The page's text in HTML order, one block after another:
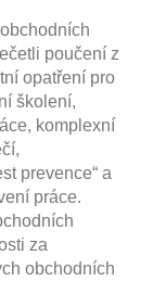
poučení z
opatření pro
školení,
komplexní
prevence“ a
práce.
za
obchodních